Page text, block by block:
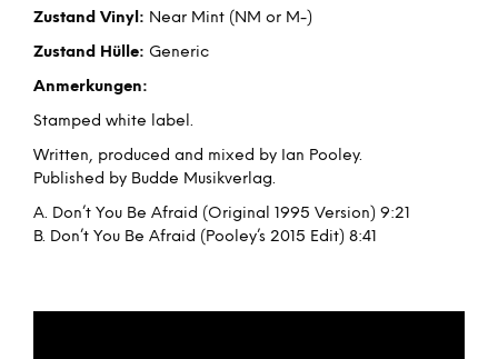
Zustand Vinyl: Near Mint (NM or M-)
Zustand Hülle: Generic
Anmerkungen:
Stamped white label.
Written, produced and mixed by Ian Pooley.
Published by Budde Musikverlag.
A. Don’t You Be Afraid (Original 1995 Version) 9:21
B. Don’t You Be Afraid (Pooley’s 2015 Edit) 8:41